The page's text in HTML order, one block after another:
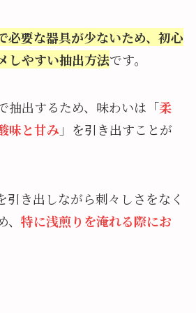
要な器具が少ないため、 初心
しやすい抽出方法です。
抽出するため、味わいは「柔
味と甘み 」を引き出すことが
引き出しながら刺々しさをなく
特に浅煎りを淹れる際にお